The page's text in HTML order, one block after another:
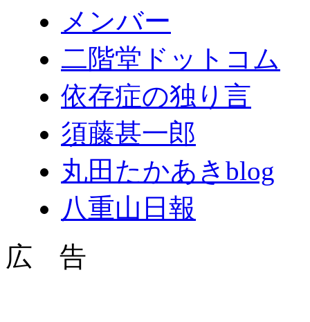
メンバー
二階堂ドットコム
依存症の独り言
須藤甚一郎
丸田たかあきblog
八重山日報
広 告